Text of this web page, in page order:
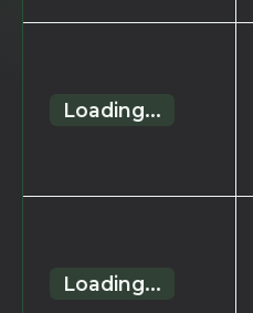
Loading...
Loading...